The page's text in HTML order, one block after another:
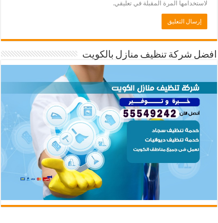
لاستخدامها المرة المقبلة في تعليقي.
افضل شركة تنظيف منازل بالكويت